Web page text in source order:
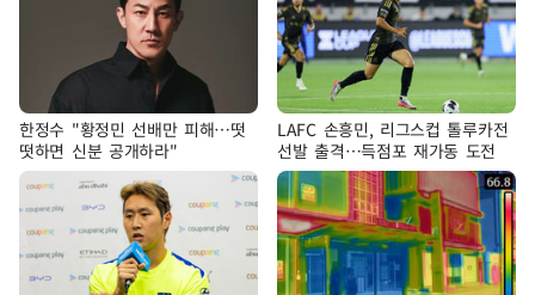
한정수 "황정민 선배만 피해…떳
떳하면 신분 공개하라"
LAFC 손흥민, 리그스컵 톨루카전
선발 출격…득점포 재가동 도전